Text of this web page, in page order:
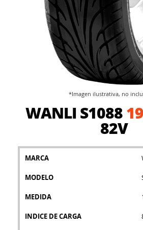
WANLI S1088
82V
MARCA
MODELO
MEDIDA
INDICE DE CARGA
*Imagen ilustrativa, no
galería
imágenes